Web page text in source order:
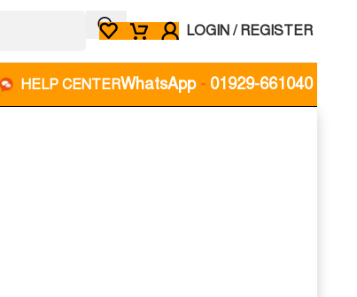
LOGIN / REGISTER
HELP CENTERWhatsApp - 01929-661040